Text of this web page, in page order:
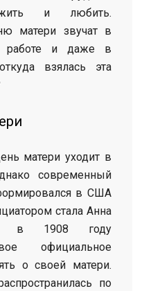
и любить.
матери звучат в
работе и даже в
взялась эта
матери уходит в
современный
в США
стала Анна
в 1908 году
официальное
о своей матери.
по